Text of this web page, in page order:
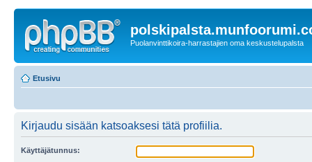
Puolanvinttikoira-harrastajien oma keskustelupalsta
Etusivu
Kirjaudu sisään katsoaksesi tätä profiilia.
Käyttäjätunnus: